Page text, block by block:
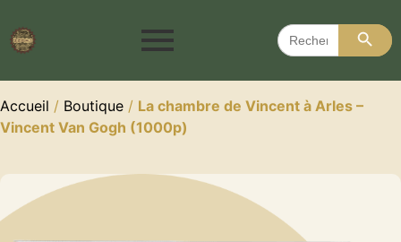
Search
for:
Search
Accueil / Boutique / La chambre de Vincent à Arles –
Vincent Van Gogh (1000p)